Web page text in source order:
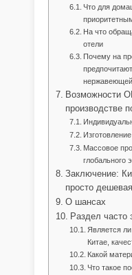
Что для
На что
отели
Почему на
Возможности
производстве
Массовое
глобального
Заключение:
просто дешевая
О шансах
Раздел часто
Является
Китае,
Какой
Что такое